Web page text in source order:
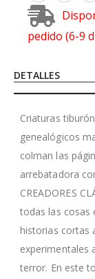
pedido (6-9
DETALLES
Criaturas
genealógicos
colman las
arrebatadora
CREADORES
todas las cosas
historias cortas
experimentales
terror. En este